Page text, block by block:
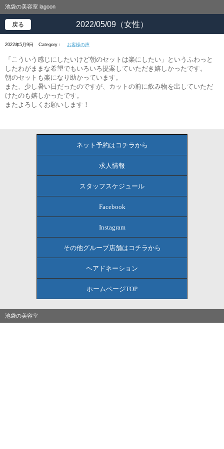
池袋の美容室 lagoon
2022/05/09（女性）
戻る
2022年5月9日 Category： お客様の声
「こういう感じにしたいけど朝のセットは楽にしたい」というふわっと
したわがままな希望でもいろいろ提案していただき嬉しかったです。
朝のセットも楽になり助かっています。
また、少し暑い日だったのですが、カットの前に飲み物を出していただ
けたのも嬉しかったです。
またよろしくお願いします！
ネット予約はコチラから
求人情報
スタッフスケジュール
Facebook
Instagram
その他グループ店舗はコチラから
ヘアドネーション
ホームページTOP
池袋の美容室